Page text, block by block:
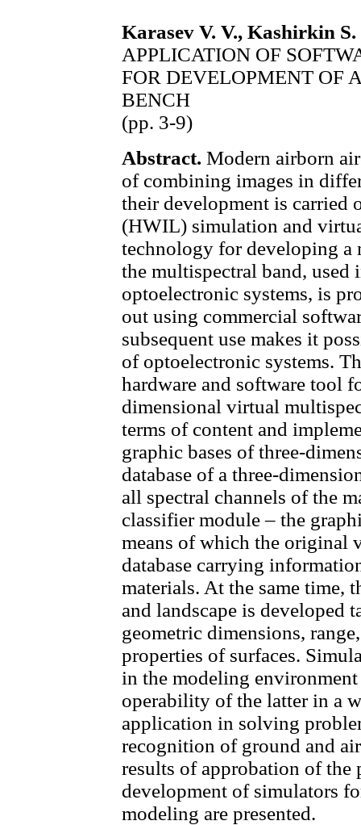
Karasev V. V., Kashirkin S.
APPLICATION OF
FOR DEVELOPMENT OF
BENCH
(pp. 3-9)
Abstract. Modern airborn
of combining images in
their development is carried
(HWIL) simulation and
technology for developing
the multispectral band, used
optoelectronic systems, is
out using commercial
subsequent use makes it
of optoelectronic systems.
hardware and software tool
dimensional virtual
terms of content and
graphic bases of three-
database of a three-
all spectral channels of the
classifier module – the
means of which the original
database carrying
materials. At the same time,
and landscape is developed
geometric dimensions,
properties of surfaces.
in the modeling
operability of the latter in a
application in solving
recognition of ground and
results of approbation of the
development of simulators
modeling are presented.